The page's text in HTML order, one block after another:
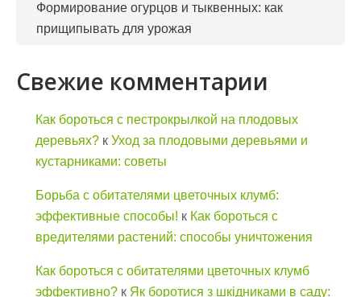
Формирование огурцов и тыквенных: как
прищипывать для урожая
Свежие комментарии
Как бороться с пестрокрылкой на плодовых
деревьях? к Уход за плодовыми деревьями и
кустарниками: советы
Борьба с обитателями цветочных клумб:
эффективные способы! к Как бороться с
вредителями растений: способы уничтожения
Как бороться с обитателями цветочных клумб
эффективно? к Як боротися з шкідниками в саду: